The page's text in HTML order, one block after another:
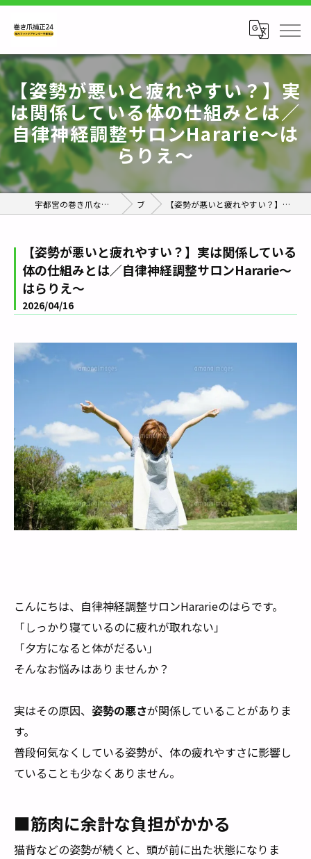
【姿勢が悪いと疲れやすい？】実
は関係している体の仕組みとは／
自律神経調整サロンHararie〜は
らりえ〜
宇都宮の巻き爪なら巻き爪補正24栃木フットケアセンター宇都宮店 ブログ 【姿勢が悪いと疲れやすい？】実は関係している体の仕組みとは／自律神経調整サロンHararie〜はらりえ〜
【姿勢が悪いと疲れやすい？】実は関係している
体の仕組みとは／自律神経調整サロンHararie〜
はらりえ〜
2026/04/16
こんにちは、自律神経調整サロンHararieのはらです。
「しっかり寝ているのに疲れが取れない」
「夕方になると体がだるい」
そんなお悩みはありませんか？
実はその原因、 姿勢の悪さが関係していることがありま
す。
普段何気なくしている姿勢が、体の疲れやすさに影響し
ていることも少なくありません。
■筋肉に余計な負担がかかる
猫背などの姿勢が続くと、頭が前に出た状態になりま